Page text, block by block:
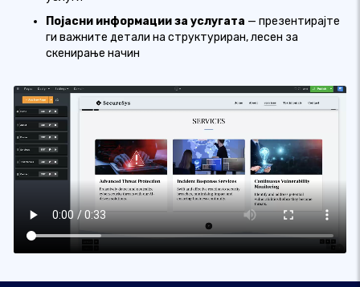
Појасни информации за услугата — презентирајте
ги важните детали на структуриран, лесен за
скенирање начин